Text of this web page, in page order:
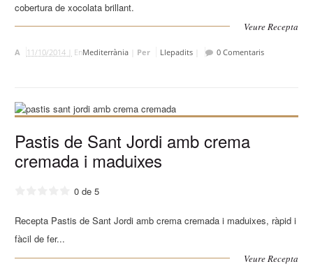
cobertura de xocolata brillant.
Veure Recepta
A 11/10/2014 | EnMediterrània Per Llepadits 0 Comentaris
Pastis de Sant Jordi amb crema
cremada i maduixes
0 de 5
Recepta Pastis de Sant Jordi amb crema cremada i maduixes, ràpid i
fàcil de fer...
Veure Recepta